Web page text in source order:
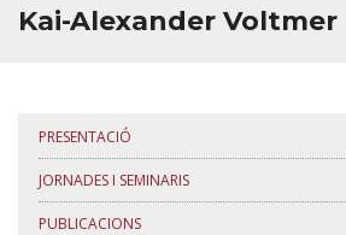
Kai-Alexander Voltmer
PRESENTACIÓ
JORNADES I SEMINARIS
PUBLICACIONS